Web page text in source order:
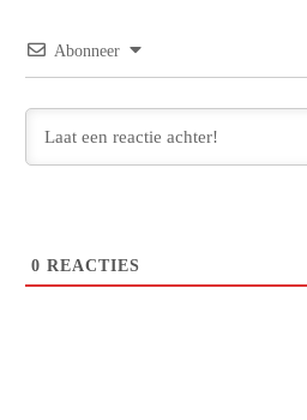
Abonneer
0 REACTIES